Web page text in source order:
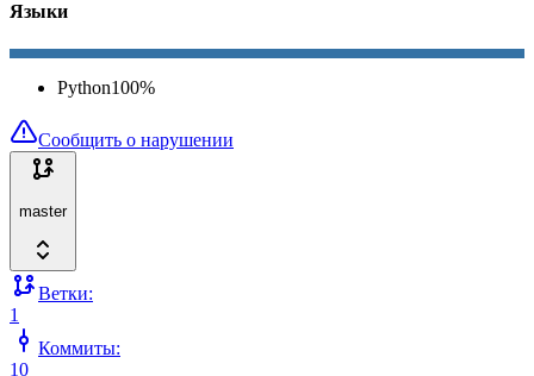
Языки
Python100%
Сообщить о нарушении
master
Ветки:
1
Коммиты:
10